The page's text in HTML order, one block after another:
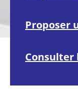
Proposer
Consulter